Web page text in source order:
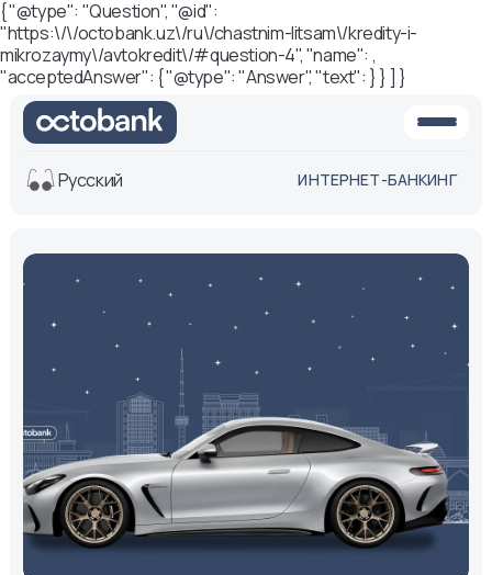
{ "@type": "Question", "@id":
"https:\/\/octobank.uz\/ru\/chastnim-litsam\/kredity-i-
mikrozaymy\/avtokredit\/#question-4", "name": ,
"acceptedAnswer": { "@type": "Answer", "text": } } ] }
Вид
Обычная
Черно-
белая
версия
Озвучить
Размер шрифта
Aa
Aa +
Русский ИНТЕРНЕТ-БАНКИНГ